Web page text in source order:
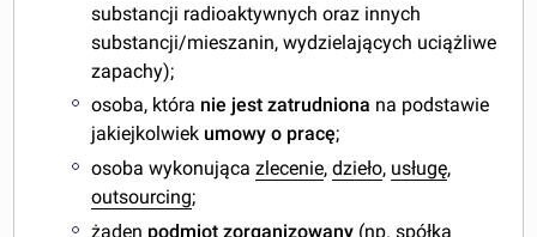
substancji radioaktywnych oraz innych
substancji/mieszanin, wydzielających uciążliwe
zapachy);
osoba, która nie jest zatrudniona na podstawie
jakiejkolwiek umowy o pracę;
osoba wykonującazlecenie,dzieło, usługę,
outsourcing;
żaden podmiot zorganizowany (np.spółka